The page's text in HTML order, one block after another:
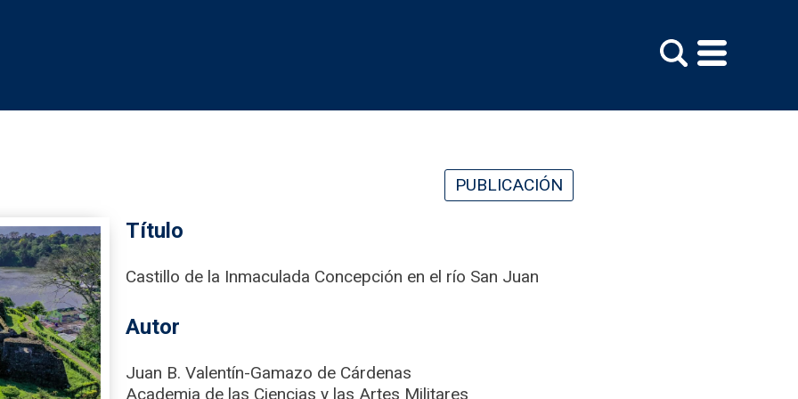
PUBLICACIÓN
Título
Castillo de la Inmaculada Concepción en el río San Juan
Autor
Juan B. Valentín-Gamazo de Cárdenas
Academia de las Ciencias y las Artes Militares